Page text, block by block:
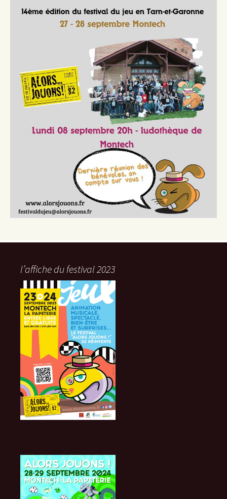
l’affiche du festival 2023